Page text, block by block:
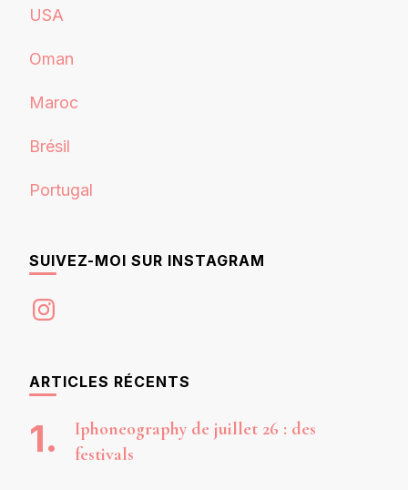
USA
Oman
Maroc
Brésil
Portugal
SUIVEZ-MOI SUR INSTAGRAM
Instagram
ARTICLES RÉCENTS
Iphoneography de juillet 26 : des
festivals